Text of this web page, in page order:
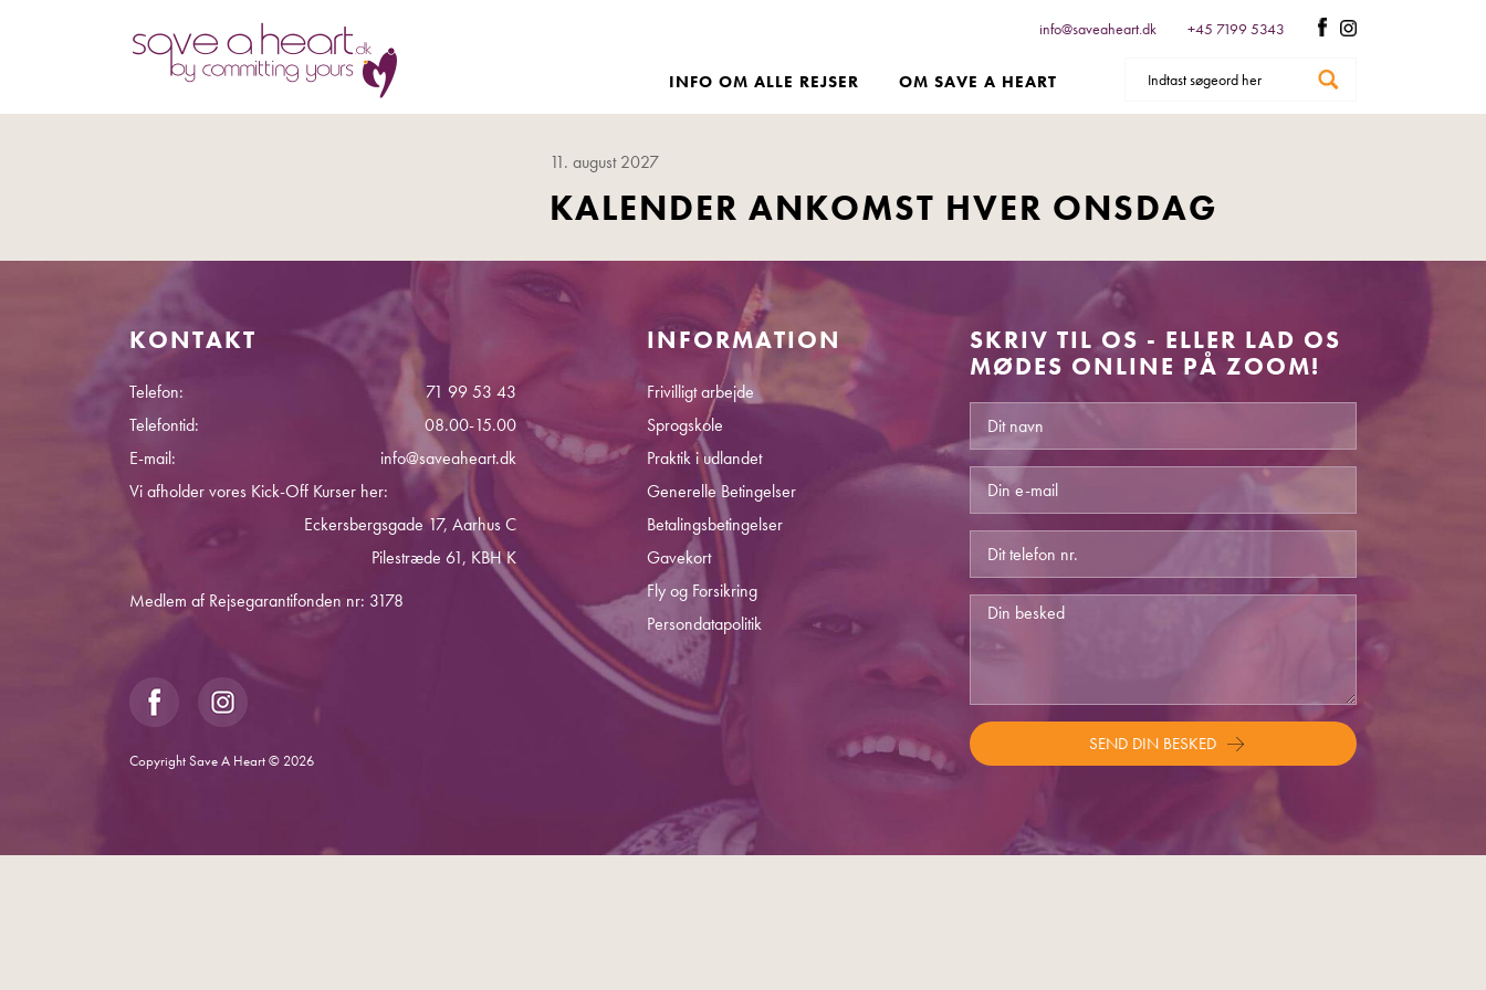
info@saveaheart.dk +45 7199 5343
INFO OM ALLE REJSER OM SAVE A HEART
11. august 2027
KALENDER ANKOMST HVER ONSDAG
KONTAKT
Telefon:
71 99 53 43
Telefontid:
08.00-15.00
E-mail:
info@saveaheart.dk
Vi afholder vores Kick-Off Kurser her:
Eckersbergsgade 17, Aarhus C
Pilestræde 61, KBH K
Medlem af Rejsegarantifonden nr: 3178
INFORMATION
Frivilligt arbejde
Sprogskole
Praktik i udlandet
Generelle Betingelser
Betalingsbetingelser
Gavekort
Fly og Forsikring
Persondatapolitik
SKRIV TIL OS - ELLER LAD OS
MØDES ONLINE PÅ ZOOM!
SEND DIN BESKED
Copyright Save A Heart © 2026